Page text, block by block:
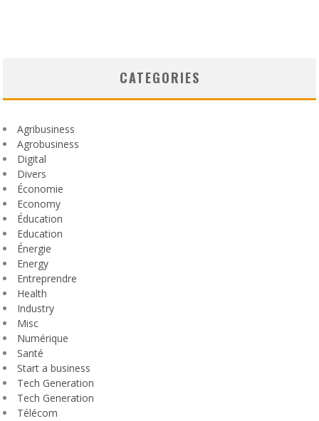
CATEGORIES
Agribusiness
Agrobusiness
Digital
Divers
Économie
Economy
Éducation
Education
Énergie
Energy
Entreprendre
Health
Industry
Misc
Numérique
Santé
Start a business
Tech Generation
Tech Generation
Télécom